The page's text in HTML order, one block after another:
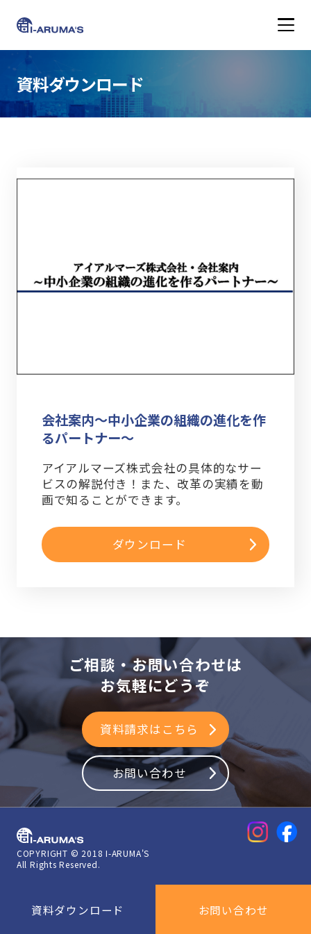
アイアルマーズ株式会
資料ダウンロード お問い合わせ
資料ダウンロード
会社案内～中小企業の組織の進化を作
るパートナー～
アイアルマーズ株式会社の具体的なサー
ビスの解説付き！また、改革の実績を動
画で知ることができます。
ダウンロード
ご相談・お問い合わせは
お気軽にどうぞ
資料請求はこちら
お問い合わせ
COPYRIGHT © 2018 I-ARUMA'S
All Rights Reserved.